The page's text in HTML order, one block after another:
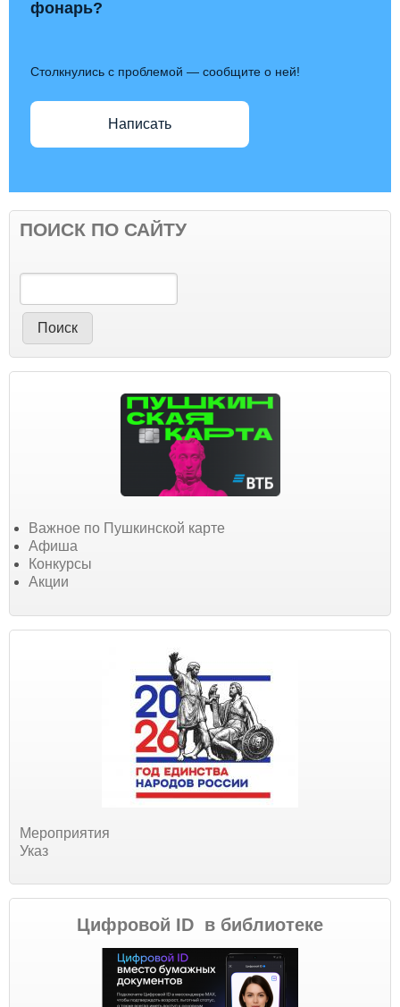
фонарь?
Столкнулись с проблемой — сообщите о ней!
Написать
ПОИСК ПО САЙТУ
Поиск
Важное по Пушкинской карте
Афиша
Конкурсы
Акции
Мероприятия
Указ
Цифровой ID в библиотеке